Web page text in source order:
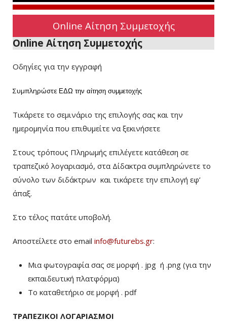
Online Αίτηση Συμμετοχής
Online Αίτηση Συμμετοχής
Οδηγίες για την εγγραφή
Συμπληρώστε ΕΔΩ την αίτηση συμμετοχής
Τικάρετε το σεμινάριο της επιλογής σας και την
ημερομηνία που επιθυμείτε να ξεκινήσετε
Στους τρόπους Πληρωμής επιλέγετε κατάθεση σε
τραπεζικό λογαριασμό, στα Δίδακτρα συμπληρώνετε το
σύνολο των διδάκτρων και τικάρετε την επιλογή εφ’
άπαξ.
Στο τέλος πατάτε υποβολή.
Αποστείλετε στο email info@futurebs.gr:
Μια φωτογραφία σας σε μορφή . jpg ή .png (για την
εκπαιδευτική πλατφόρμα)
To καταθετήριο σε μορφή . pdf
ΤΡΑΠΕΖΙΚΟΙ ΛΟΓΑΡΙΑΣΜΟΙ